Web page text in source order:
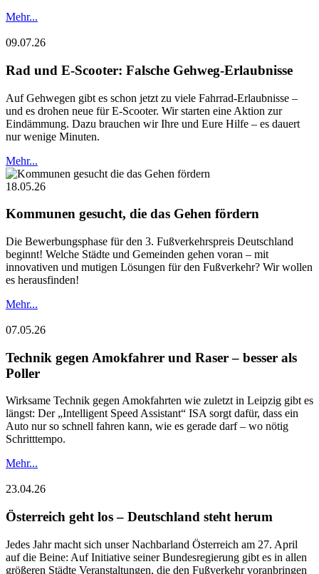
Mehr...
09.07.26
Rad und E-Scooter: Falsche Gehweg-Erlaubnisse
Auf Gehwegen gibt es schon jetzt zu viele Fahrrad-Erlaubnisse –
und es drohen neue für E-Scooter. Wir starten eine Aktion zur
Eindämmung. Dazu brauchen wir Ihre und Eure Hilfe – es dauert
nur wenige Minuten.
Mehr...
18.05.26
Kommunen gesucht, die das Gehen fördern
Die Bewerbungsphase für den 3. Fußverkehrspreis Deutschland
beginnt! Welche Städte und Gemeinden gehen voran – mit
innovativen und mutigen Lösungen für den Fußverkehr? Wir wollen
es herausfinden!
Mehr...
07.05.26
Technik gegen Amokfahrer und Raser – besser als
Poller
Wirksame Technik gegen Amokfahrten wie zuletzt in Leipzig gibt es
längst: Der „Intelligent Speed Assistant“ ISA sorgt dafür, dass ein
Auto nur so schnell fahren kann, wie es gerade darf – wo nötig
Schritttempo.
Mehr...
23.04.26
Österreich geht los – Deutschland steht herum
Jedes Jahr macht sich unser Nachbarland Österreich am 27. April
auf die Beine: Auf Initiative seiner Bundesregierung gibt es in allen
größeren Städte Veranstaltungen, die den Fußverkehr voranbringen